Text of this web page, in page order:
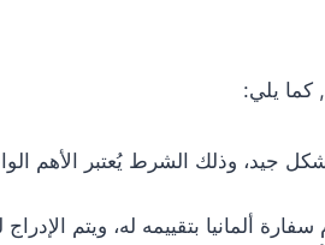
كما يلي:
جيد، وذلك الشرط يُعتبر الأهم
ألمانيا بتقييمه له، ويتم الإدراج